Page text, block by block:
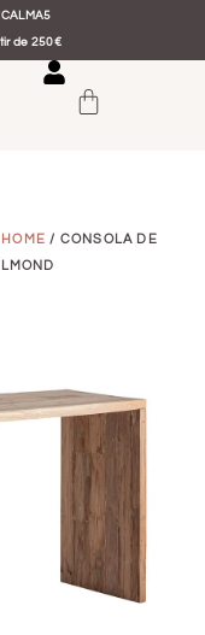
CALMA5
de 250€
/ CONSOLA DE